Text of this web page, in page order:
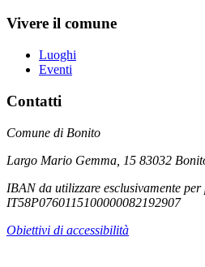
Vivere il comune
Luoghi
Eventi
Contatti
Comune di Bonito
Largo Mario Gemma, 15 83032
IBAN da utilizzare esclusivamente
IT58P0760115100000082192907
Obiettivi di accessibilità